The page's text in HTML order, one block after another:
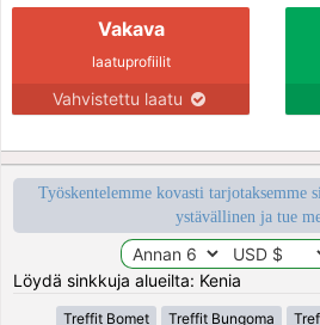
Vakava
laatuprofiilit
Vahvistettu laatu
Työskentelemme kovasti tarjotaksemme
ystävällinen ja tue
Löydä sinkkuja alueilta: Kenia
Treffit Bomet Treffit Bungoma